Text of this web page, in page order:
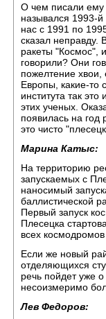
О чем писали ему
назывался 1993-
нас с 1991 по
сказал неправду.
ракеты "Космос",
говорили? Они
пожелтение хвои,
Европы, какие-то
института так
этих ученых.
появилась на год
это чисто
Марина Катыс:
На территорию
запускаемых с
наносимый
баллистической
Первый запуск
Плесецка
всех
Если же новый
отделяющихся
речь пойдет уже
несоизмеримо
Лев Федоров: